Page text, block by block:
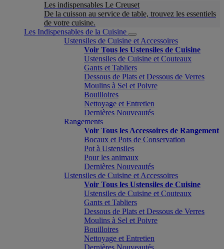
Les indispensables Le Creuset
De la cuisson au service de table, trouvez les essentiels
de votre cuisine.
Les Indispensables de la Cuisine
Ustensiles de Cuisine et Accessoires
Voir Tous les Ustensiles de Cuisine
Ustensiles de Cuisine et Couteaux
Gants et Tabliers
Dessous de Plats et Dessous de Verres
Moulins à Sel et Poivre
Bouilloires
Nettoyage et Entretien
Dernières Nouveautés
Rangements
Voir Tous les Accessoires de Rangement
Bocaux et Pots de Conservation
Pot à Ustensiles
Pour les animaux
Dernières Nouveautés
Ustensiles de Cuisine et Accessoires
Voir Tous les Ustensiles de Cuisine
Ustensiles de Cuisine et Couteaux
Gants et Tabliers
Dessous de Plats et Dessous de Verres
Moulins à Sel et Poivre
Bouilloires
Nettoyage et Entretien
Dernières Nouveautés